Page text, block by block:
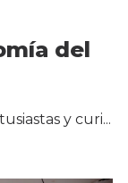
del
y curi...